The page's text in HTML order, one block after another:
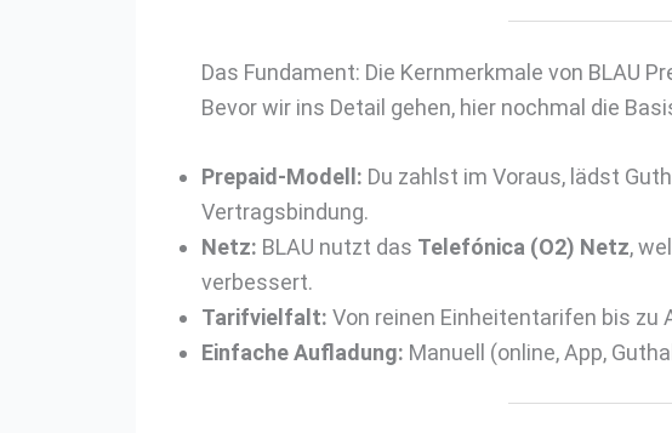
Das Fundament: Die Kernmerkmale von BLAU
Bevor wir ins Detail gehen, hier nochmal die
Prepaid-Modell: Du zahlst im Voraus, lädst
Vertragsbindung.
Netz: BLAU nutzt das Telefónica (O2) Netz,
verbessert.
Tarifvielfalt: Von reinen Einheitentarifen bis zu
Einfache Aufladung: Manuell (online, App,